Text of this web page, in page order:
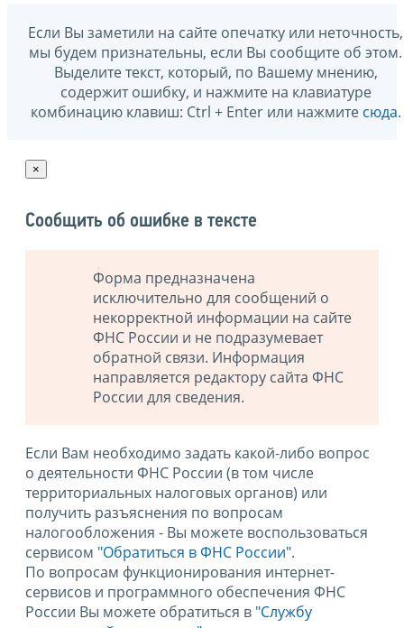
Если Вы заметили на сайте опечатку или неточность,
мы будем признательны, если Вы сообщите об этом.
Выделите текст, который, по Вашему мнению,
содержит ошибку, и нажмите на клавиатуре
комбинацию клавиш: Ctrl + Enter или нажмите сюда.
×
Сообщить об ошибке в тексте
Форма предназначена
исключительно для сообщений о
некорректной информации на сайте
ФНС России и не подразумевает
обратной связи. Информация
направляется редактору сайта ФНС
России для сведения.
Если Вам необходимо задать какой-либо вопрос
о деятельности ФНС России (в том числе
территориальных налоговых органов) или
получить разъяснения по вопросам
налогообложения - Вы можете воспользоваться
сервисом "Обратиться в ФНС России".
По вопросам функционирования интернет-
сервисов и программного обеспечения ФНС
России Вы можете обратиться в "Службу